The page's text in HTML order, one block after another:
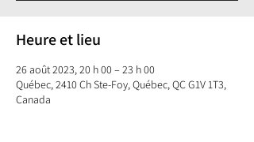
Heure et lieu
26 août 2023, 20 h 00 – 23 h 00
Québec, 2410 Ch Ste-Foy, Québec, QC G1V 1T3,
Canada